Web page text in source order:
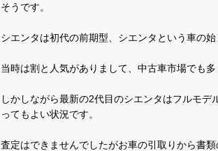
そうです。
シエンタは初代の前期型、シエンタという車の始
当時は割と人気がありまして、中古車市場でも
しかしながら最新の2代目のシエンタはフルモ
ってもよい状況です。
査定はできませんでしたがお車の引取りから書